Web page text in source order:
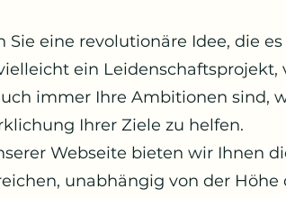
Sie eine revolutionäre Idee, die
ein
immer Ihre Ambitionen sind,
Ihrer Ziele zu helfen.
Webseite bieten wir Ihnen
unabhängig von der